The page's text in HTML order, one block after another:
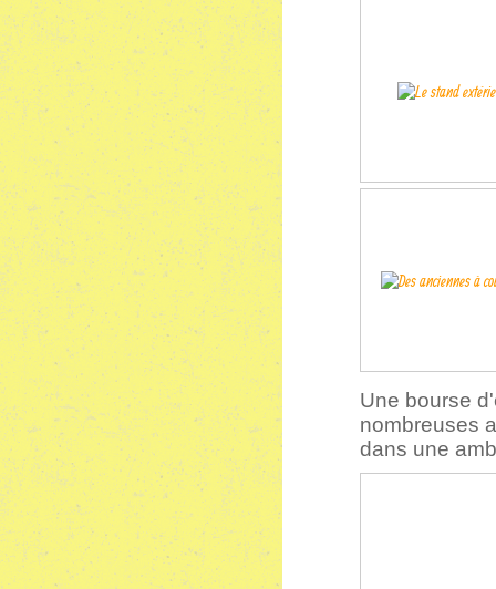
Une bourse
nombreuses
dans une